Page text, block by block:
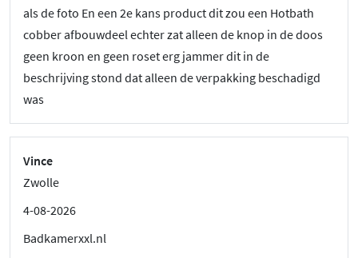
als de foto En een 2e kans product dit zou een Hotbath
cobber afbouwdeel echter zat alleen de knop in de doos
geen kroon en geen roset erg jammer dit in de
beschrijving stond dat alleen de verpakking beschadigd
was
Vince
Zwolle
4-08-2026
Badkamerxxl.nl